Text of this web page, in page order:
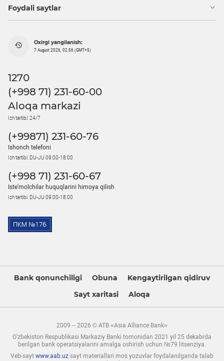
Foydali saytlar
Oxirgi yangilanish:
7 August 2026, 02:56 (GMT+5)
1270
(+998 71) 231-60-00
Aloqa markazi
Ish tartibi: 24/7
(+99871) 231-60-76
Ishonch telefoni
Ish tartibi: DU-JU 09:00-18:00
(+998 71) 231-60-67
Iste'molchilar huquqlarini himoya qilish
Ish tartibi: DU-JU 09:00-18:00
Bank qonunchiligi Obuna
Kengaytirilgan qidiruv
Sayt xaritasi
Aloqa
2009 – 2026 © ATB «Asia Alliance Bank»
O'zbekiston Respublikasi Markaziy Banki tomonidan 2021 yil 25 dekabrda
berilgan bank operatsiyalarini amalga oshirish uchun №79 litsenziya.
Veb-sayt www.aab.uz sayt materiallari mos yozuvlar foydalanilganda talab